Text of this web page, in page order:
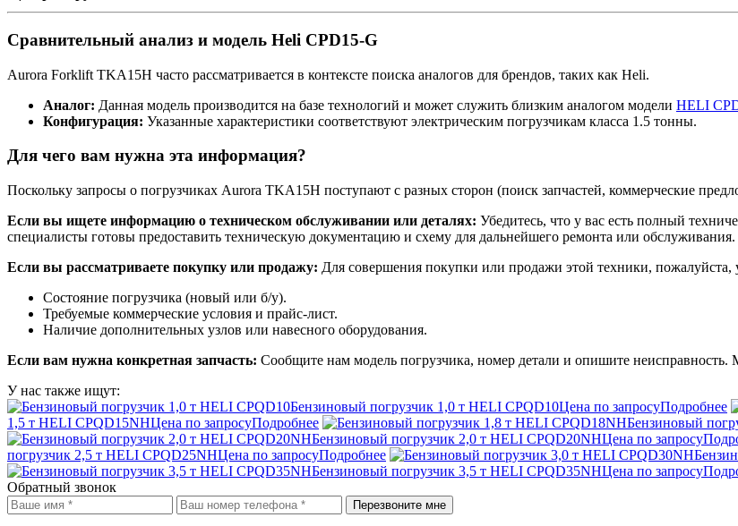
Сравнительный анализ и модель Heli CPD15-G
Aurora Forklift TKA15H часто рассматривается в контексте поиска аналогов для брендов, таких как Heli.
Аналог: Данная модель производится на базе технологий и может служить близким аналогом модели HELI
Конфигурация: Указанные характеристики соответствуют электрическим погрузчикам класса 1.5 тонны.
Для чего вам нужна эта информация?
Поскольку запросы о погрузчиках Aurora TKA15H поступают с разных сторон (поиск запчастей, коммерческие
Если вы ищете информацию о техническом обслуживании или деталях: Убедитесь, что у вас есть полный
специалисты готовы предоставить техническую документацию и схему для дальнейшего ремонта или обслуживания.
Если вы рассматриваете покупку или продажу: Для совершения покупки или продажи этой техники, пожалуйста,
Состояние погрузчика (новый или б/у).
Требуемые коммерческие условия и прайс-лист.
Наличие дополнительных узлов или навесного оборудования.
Если вам нужна конкретная запчасть: Сообщите нам модель погрузчика, номер детали и опишите
У нас также ищут:
Бензиновый погрузчик 1,0 т HELI CPQD10Цена по запросуПодробнее
1,5 т HELI CPQD15NHЦена по запросуПодробнее Бензиновый
Бензиновый погрузчик 2,0 т HELI CPQD20NHЦена по запросу
погрузчик 2,5 т HELI CPQD25NHЦена по запросуПодробнее
Бензиновый погрузчик 3,5 т HELI CPQD35NHЦена по запросу
Обратный звонок
Перезвоните мне